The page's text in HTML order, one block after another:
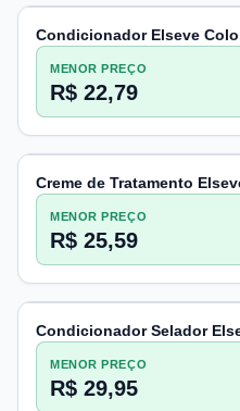
Condicionador Elseve
MENOR PREÇO
R$ 22,79
Creme de Tratamento
MENOR PREÇO
R$ 25,59
Condicionador Selador
MENOR PREÇO
R$ 29,95